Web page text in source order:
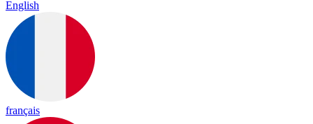
English
français